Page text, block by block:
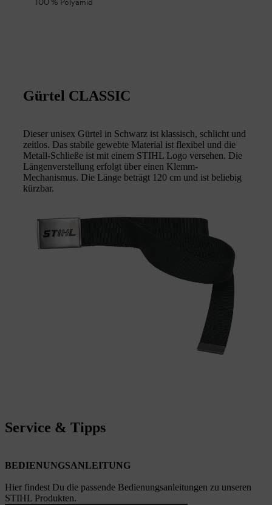
100 % Polyamid
Gürtel CLASSIC
Dieser unisex Gürtel in Schwarz ist klassisch, schlicht und
zeitlos. Das stabile gewebte Material ist flexibel und die
Metall-Schließe ist mit einem STIHL Logo versehen. Die
Längenverstellung erfolgt über einen Klemm-
Mechanismus. Die Länge beträgt 120 cm und ist beliebig
kürzbar.
Service & Tipps
BEDIENUNGSANLEITUNG
Hier findest Du die passende Bedienungsanleitungen zu unseren
STIHL Produkten.